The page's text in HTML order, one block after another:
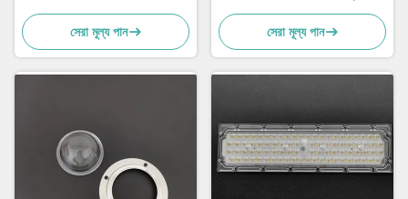
দক্ষতা এবং পিসি লেন্স সহ
সেরা মূল্য পান
হিটসিঙ্ক সহ 50W 90 ডিগ্রি 140
lm/W হাই বে লাইট মডিউল
সেরা মূল্য পান